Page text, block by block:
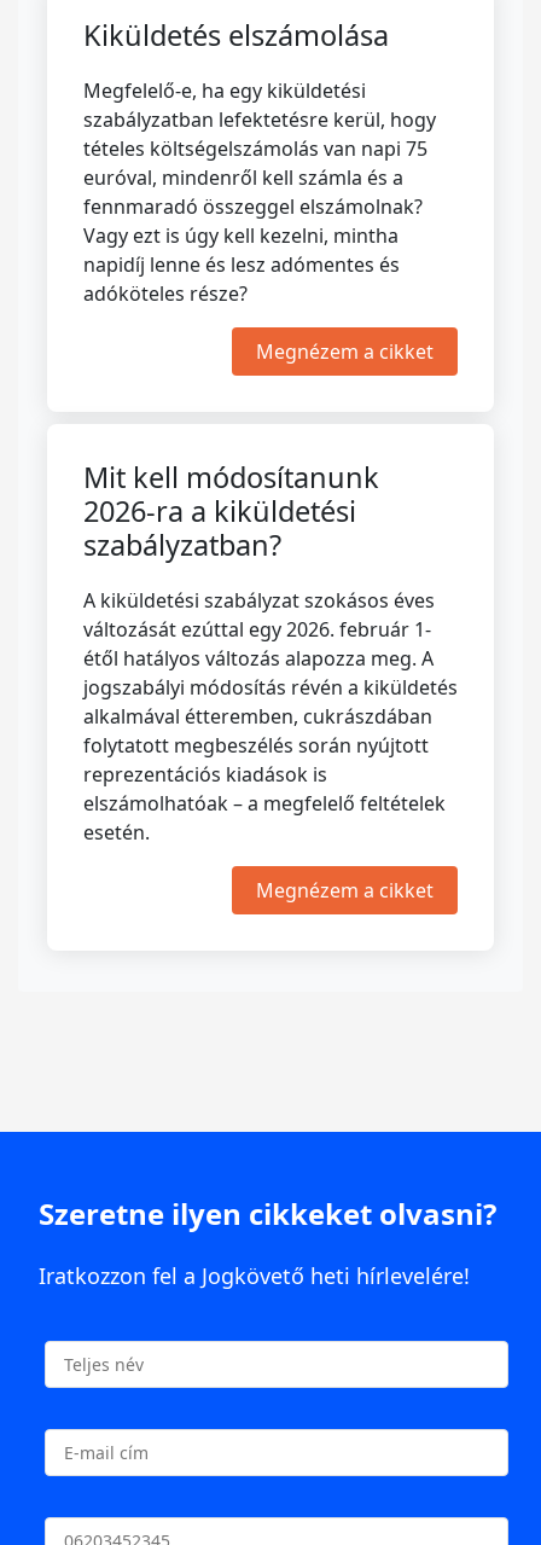
Kiküldetés elszámolása
Megfelelő-e, ha egy kiküldetési
szabályzatban lefektetésre kerül, hogy
tételes költségelszámolás van napi 75
euróval, mindenről kell számla és a
fennmaradó összeggel elszámolnak?
Vagy ezt is úgy kell kezelni, mintha
napidíj lenne és lesz adómentes és
adóköteles része?
Megnézem a cikket
Mit kell módosítanunk
2026-ra a kiküldetési
szabályzatban?
A kiküldetési szabályzat szokásos éves
változását ezúttal egy 2026. február 1-
étől hatályos változás alapozza meg. A
jogszabályi módosítás révén a kiküldetés
alkalmával étteremben, cukrászdában
folytatott megbeszélés során nyújtott
reprezentációs kiadások is
elszámolhatóak – a megfelelő feltételek
esetén.
Megnézem a cikket
Szeretne ilyen cikkeket olvasni?
Iratkozzon fel a Jogkövető heti hírlevelére!